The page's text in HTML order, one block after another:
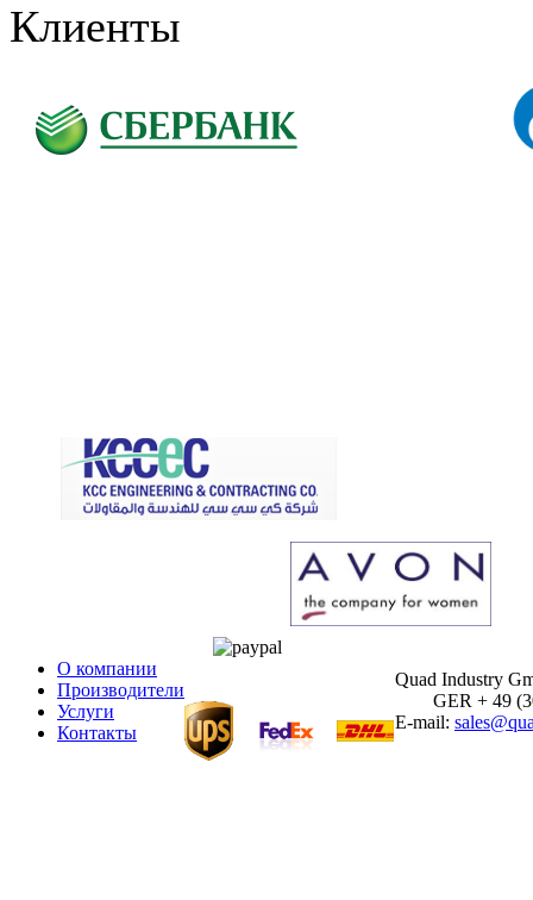
Клиенты
О компании
Производители
Услуги
Контакты
Quad Industry
GER + 49
E-mail: